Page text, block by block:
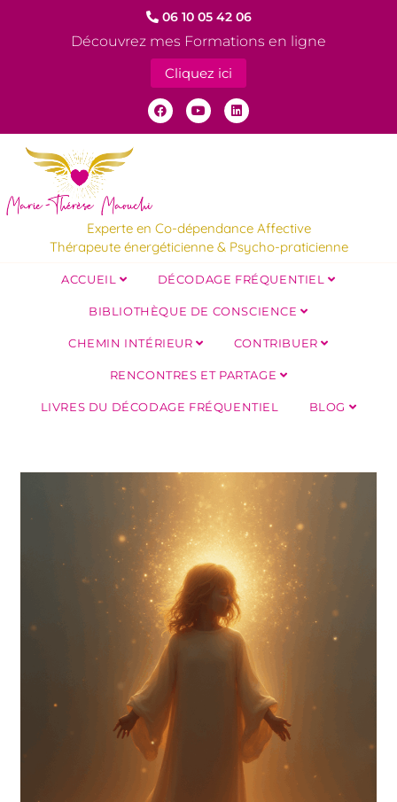
06 10 05 42 06
Découvrez mes Formations en ligne
Cliquez ici
Experte en Co-dépendance Affective
Thérapeute énergéticienne & Psycho-praticienne
ACCUEIL DÉCODAGE FRÉQUENTIEL
BIBLIOTHÈQUE DE CONSCIENCE
CHEMIN INTÉRIEUR CONTRIBUER
RENCONTRES ET PARTAGE
LIVRES DU DÉCODAGE FRÉQUENTIEL BLOG